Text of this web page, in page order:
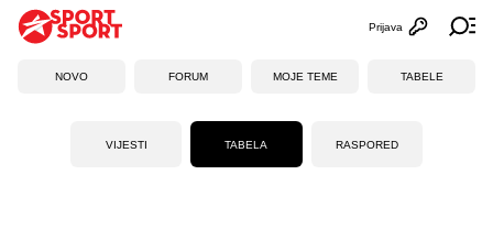
Otvori
Prijava
NOVO FORUM MOJE TEME TABELE
VIJESTI TABELA RASPORED